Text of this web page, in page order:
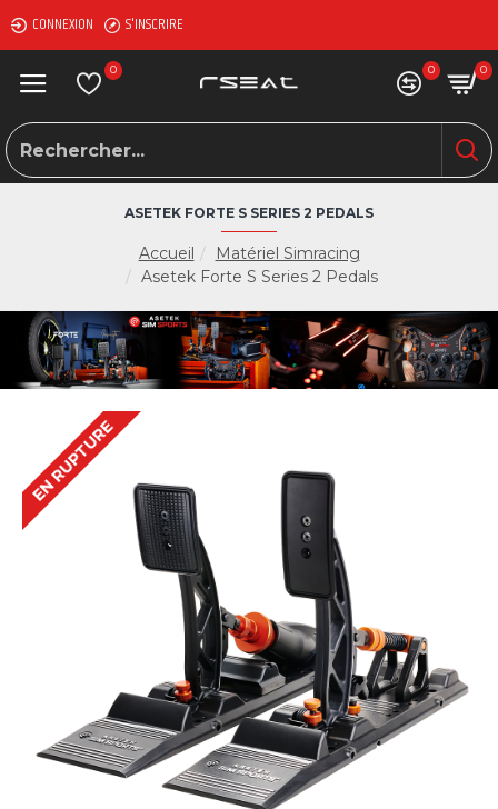
CONNEXION S'INSCRIRE
0 0 0
Accueil
Matériel Simracing
Asetek Forte S Series 2 Pedals
ASETEK FORTE S SERIES 2 PEDALS
EN RUPTURE